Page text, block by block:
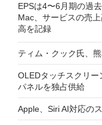
EPSは4〜6月期の過
Mac、サービスの売
高を記録
ティム・クック氏、
OLEDタッチスクリ
パネルを独占供給
Apple、Siri AI対応の